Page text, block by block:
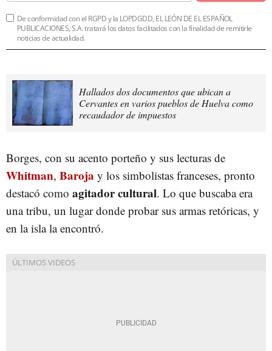
De conformidad con el RGPD y la LOPDGDD, EL LEÓN DE EL ESPAÑOL
PUBLICACIONES, S.A. tratará los datos facilitados con la finalidad de remitirle
noticias de actualidad.
Hallados dos documentos que ubican a
Cervantes en varios pueblos de Huelva como
recaudador de impuestos
Borges, con su acento porteño y sus lecturas de
Whitman, Baroja y los simbolistas franceses, pronto
destacó como agitador cultural. Lo que buscaba era
una tribu, un lugar donde probar sus armas retóricas, y
en la isla la encontró.